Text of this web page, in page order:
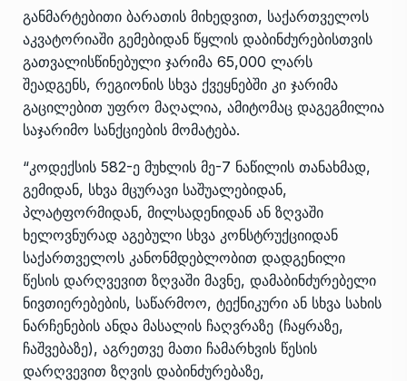
განმარტებითი ბარათის მიხედვით, საქართველოს
აკვატორიაში გემებიდან წყლის დაბინძურებისთვის
გათვალისწინებული ჯარიმა 65,000 ლარს
შეადგენს, რეგიონის სხვა ქვეყნებში კი ჯარიმა
გაცილებით უფრო მაღალია, ამიტომაც დაგეგმილია
საჯარიმო სანქციების მომატება.
“კოდექსის 582-ე მუხლის მე-7 ნაწილის თანახმად,
გემიდან, სხვა მცურავი საშუალებიდან,
პლატფორმიდან, მილსადენიდან ან ზღვაში
ხელოვნურად აგებული სხვა კონსტრუქციიდან
საქართველოს კანონმდებლობით დადგენილი
წესის დარღვევით ზღვაში მავნე, დამაბინძურებელი
ნივთიერებების, საწარმოო, ტექნიკური ან სხვა სახის
ნარჩენების ანდა მასალის ჩაღვრაზე (ჩაყრაზე,
ჩაშვებაზე), აგრეთვე მათი ჩამარხვის წესის
დარღვევით ზღვის დაბინძურებაზე,